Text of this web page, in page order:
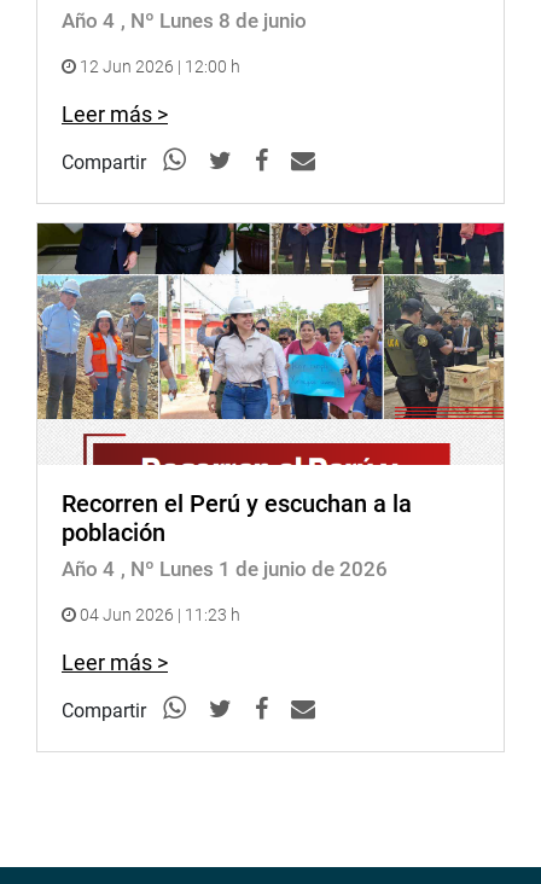
Año 4 , Nº Lunes 8 de junio
12 Jun 2026 | 12:00 h
Leer más >
Compartir
Recorren el Perú y escuchan a la
población
Año 4 , Nº Lunes 1 de junio de 2026
04 Jun 2026 | 11:23 h
Leer más >
Compartir